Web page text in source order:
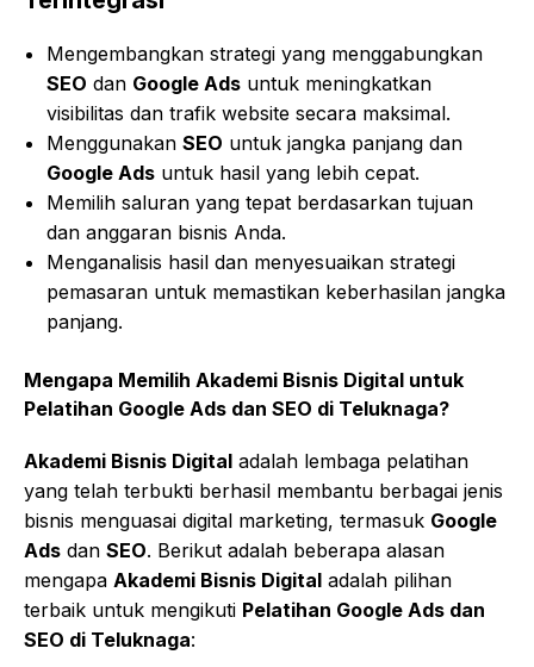
Mengembangkan strategi yang menggabungkan
SEO dan Google Ads untuk meningkatkan
visibilitas dan trafik website secara maksimal.
MenggunakanSEO untuk jangka panjang dan
Google Ads untuk hasil yang lebih cepat.
Memilih saluran yang tepat berdasarkan tujuan
dan anggaran bisnis Anda.
Menganalisis hasil dan menyesuaikan strategi
pemasaran untuk memastikan keberhasilan jangka
panjang.
Mengapa Memilih Akademi Bisnis Digital untuk
Pelatihan Google Ads dan SEO di Teluknaga?
Akademi Bisnis Digital adalah lembaga pelatihan
yang telah terbukti berhasil membantu berbagai jenis
bisnis menguasai digital marketing, termasuk Google
Ads dan SEO. Berikut adalah beberapa alasan
mengapa Akademi Bisnis Digital adalah pilihan
terbaik untuk mengikuti Pelatihan Google Ads dan
SEO di Teluknaga: